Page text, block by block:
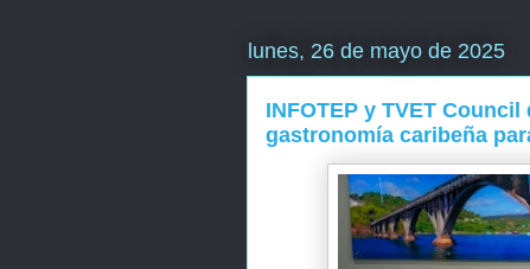
lunes, 26 de mayo de 2025
INFOTEP y TVET
gastronomía caribeña